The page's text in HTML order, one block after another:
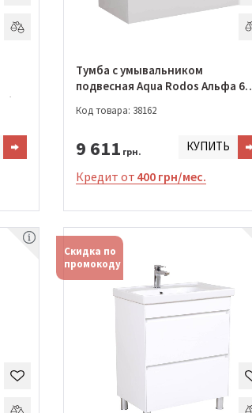
Тумба с умывальником
подвесная Aqua Rodos Альфа 65
(АР0002498)
Код товара: 38162
9 611 грн. КУПИТЬ
Кредит от 400 грн/мес.
Скидка по
промокоду